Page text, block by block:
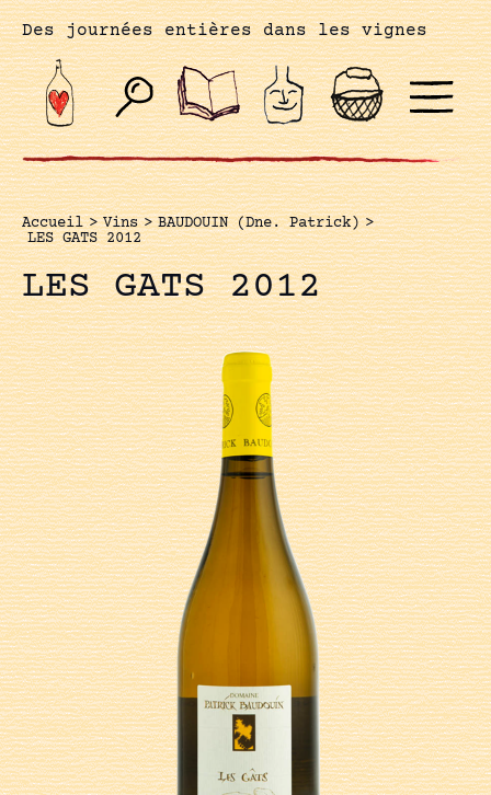
Des journées entières dans les vignes
Accueil > Vins > BAUDOUIN (Dne. Patrick) >
LES GATS 2012
LES GATS 2012